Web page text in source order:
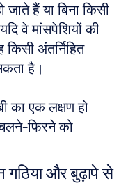
जाते हैं या बिना किसी
वे मांसपेशियों की
अंतर्निहित
है।
का एक लक्षण हो
फिरने को
और बुढ़ापे से